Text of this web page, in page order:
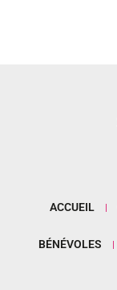
ACCUEIL
BÉNÉVOLES